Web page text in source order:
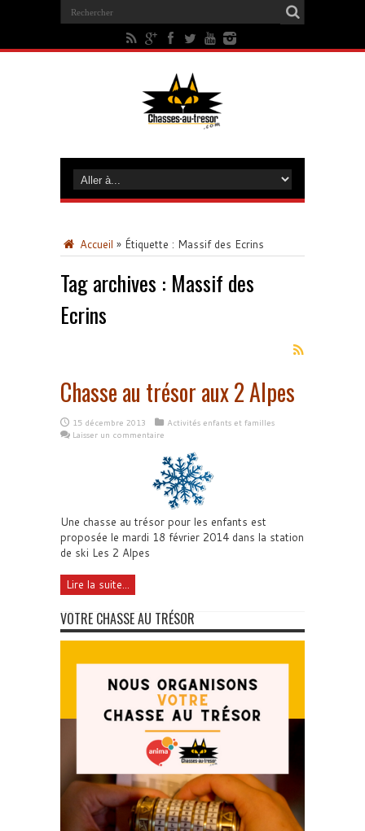
Accueil » Étiquette : Massif des Ecrins
Tag archives : Massif des
Ecrins
Chasse au trésor aux 2 Alpes
15 décembre 2013
Activités enfants et familles
Laisser un commentaire
Une chasse au trésor pour les enfants est
proposée le mardi 18 février 2014 dans la station
de ski Les 2 Alpes
Lire la suite...
VOTRE CHASSE AU TRÉSOR